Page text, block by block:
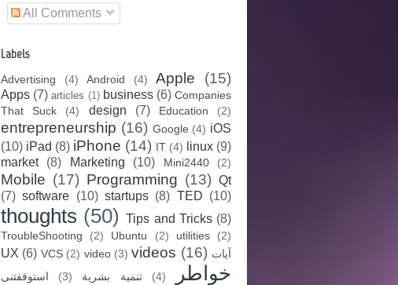
All Comments
Labels
Advertising (4) Android (4) Apple (15)
Apps (7) articles (1) business (6) Companies
That Suck
(4) design (7) Education (2)
entrepreneurship (16) Google (4) iOS
(10) iPad (8) iPhone (14) IT (4) linux (9)
market
(8) Marketing (10) Mini2440 (2)
Mobile (17) Programming (13) Qt
(7) software (10) startups (8) TED (10)
thoughts (50) Tips and Tricks (8)
TroubleShooting (2) Ubuntu (2) utilities (2)
UX (6) VCS (2) video (3) videos (16) آيات
استوقفتنى
(3) تنمية بشرية (4)
خواطر